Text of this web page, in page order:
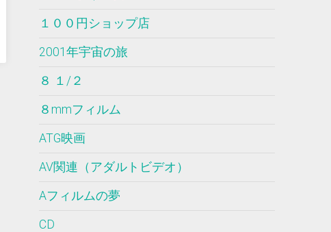
１００円ショップ店
2001年宇宙の旅
８ １/２
８mmフィルム
ATG映画
AV関連（アダルトビデオ）
Aフィルムの夢
CD